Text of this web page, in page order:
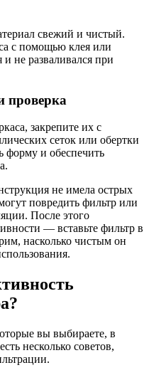
свежий и чистый.
с помощью клея или
и не разваливался при
проверка
закрепите их с
сеток или обертки
форму и обеспечить
не имела острых
повредить фильтр или
После этого
— вставьте фильтр в
насколько чистым он
вы выбираете, в
несколько советов,